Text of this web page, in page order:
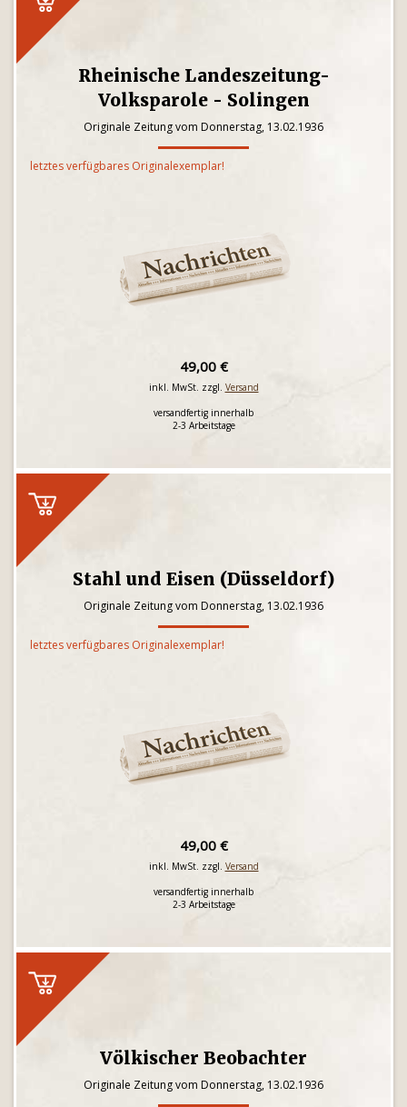
Rheinische Landeszeitung-
Volksparole - Solingen
Originale Zeitung vom Donnerstag, 13.02.1936
letztes verfügbares Originalexemplar!
49,00 €
inkl. MwSt. zzgl. Versand
versandfertig innerhalb
2-3 Arbeitstage
Stahl und Eisen (Düsseldorf)
Originale Zeitung vom Donnerstag, 13.02.1936
letztes verfügbares Originalexemplar!
49,00 €
inkl. MwSt. zzgl. Versand
versandfertig innerhalb
2-3 Arbeitstage
Völkischer Beobachter
Originale Zeitung vom Donnerstag, 13.02.1936